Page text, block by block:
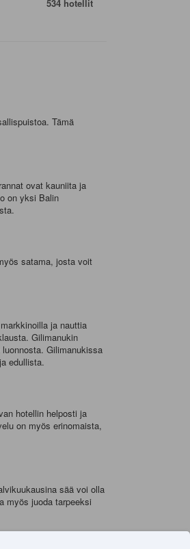
534 hotellit
Tämä
ovat kauniita ja
on yksi Balin
satama, josta voit
ja nauttia
Gilimanukin
Gilimanukissa
edullista.
hotellin helposti ja
on myös erinomaista,
sää voi olla
myös juoda tarpeeksi